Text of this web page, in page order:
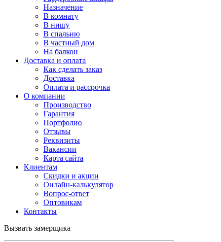
Назначение
В комнату
В нишу
В спальню
В частный дом
На балкон
Доставка и оплата
Как сделать заказ
Доставка
Оплата и рассрочка
О компании
Производство
Гарантия
Портфолио
Отзывы
Реквизиты
Вакансии
Карта сайта
Клиентам
Скидки и акции
Онлайн-калькулятор
Вопрос-ответ
Оптовикам
Контакты
Вызвать замерщика